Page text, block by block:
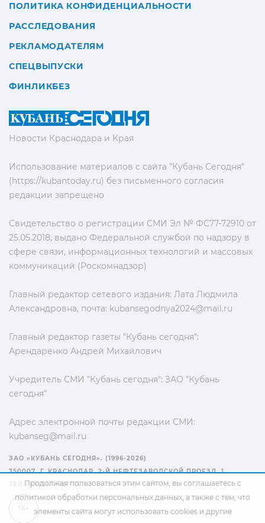
Новости Краснодара и Края
Использование материалов с сайта "Кубань Сегодня"
(https://kubantoday.ru) без письменного согласия
редакции запрещено
Свидетельство о регистрации СМИ Эл № ФС77-72910 от
25.05.2018, выдано Федеральной службой по надзору в
сфере связи, информационных технологий и массовых
коммуникаций (Роскомнадзор)
Главный редактор сетевого издания: Лата Людмила
Александровна, почта: kubansegodnya2024@mail.ru
Главный редактор газеты "Кубань сегодня":
Арендаренко Андрей Михайлович
Учредитель СМИ "Кубань сегодня": ЗАО "Кубань
сегодня"
Адрес электронной почты редакции СМИ:
kubanseg@mail.ru
ПОЛИТИКА КОНФИДЕНЦИАЛЬНОСТИ
РАССЛЕДОВАНИЯ
РЕКЛАМОДАТЕЛЯМ
СПЕЦВЫПУСКИ
ФИНЛИКБЕЗ
ЗАО «КУБАНЬ СЕГОДНЯ». (1996-2026)
350007, Г. КРАСНОДАР, 2-Й НЕФТЕЗАВОДСКОЙ ПРОЕЗД, 1
ТЕЛ.: +7(861) 267-15-15
Продолжая пользоваться этим сайтом, вы соглашаетесь с
политикой обработки персональных данных, а также с тем, что
элементы сайта могут использовать cookies и другие